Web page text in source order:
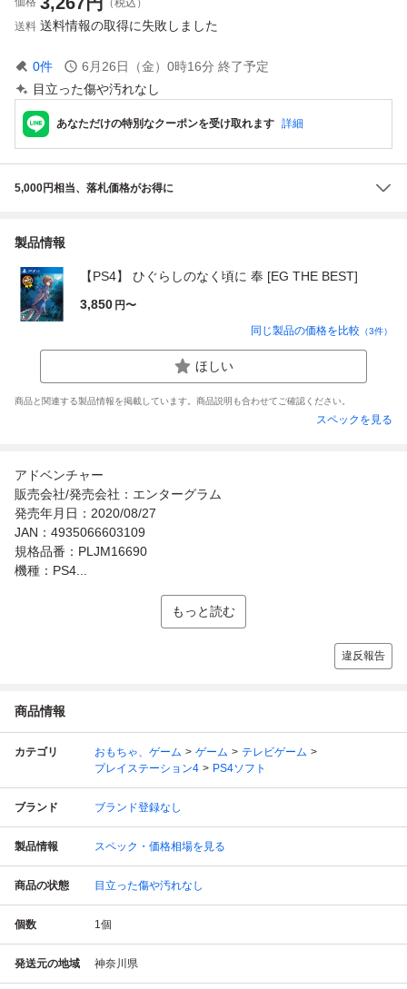
（税込）
送料 送料情報の取得に失敗しました
0件 6月26日（金）0時16分 終了予定
目立った傷や汚れなし
あなただけの特別なクーポンを受け取れます 詳細
5,000円相当、落札価格がお得に
製品情報
【PS4】 ひぐらしのなく頃に 奉 [EG THE BEST]
3,850 円〜
同じ製品の価格を比較 （3件）
ほしい
商品と関連する製品情報を掲載しています。商品説明も合わせてご確認ください。
スペックを見る
アドベンチャー
販売会社/発売会社：エンターグラム
発売年月日：2020/08/27
JAN：4935066603109
規格品番：PLJM16690
機種：PS4...
もっと読む
違反報告
商品情報
カテゴリ おもちゃ、ゲーム ゲーム
テレビゲーム
プレイステーション4
PS4ソフト
ブランド ブランド登録なし
製品情報 スペック・価格相場を見る
商品の状態 目立った傷や汚れなし
個数 1個
発送元の地域 神奈川県